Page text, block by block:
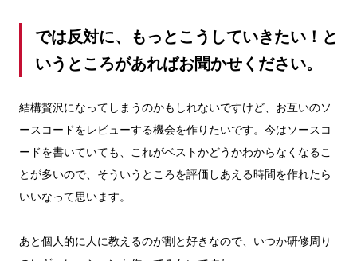
では反対に、もっとこうしていきたい！と
いうところがあればお聞かせください。
結構贅沢になってしまうのかもしれないですけど、お互いのソ
ースコードをレビューする機会を作りたいです。今はソースコ
ードを書いていても、これがベストかどうかわからなくなるこ
とが多いので、そういうところを評価しあえる時間を作れたら
いいなって思います。
あと個人的に人に教えるのが割と好きなので、いつか研修周り